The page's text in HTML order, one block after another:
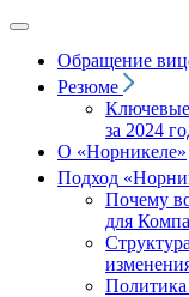
Обращение
Резюме
Ключевые
за 2024
О «Норникеле»
Подход
Почему
для
Политика